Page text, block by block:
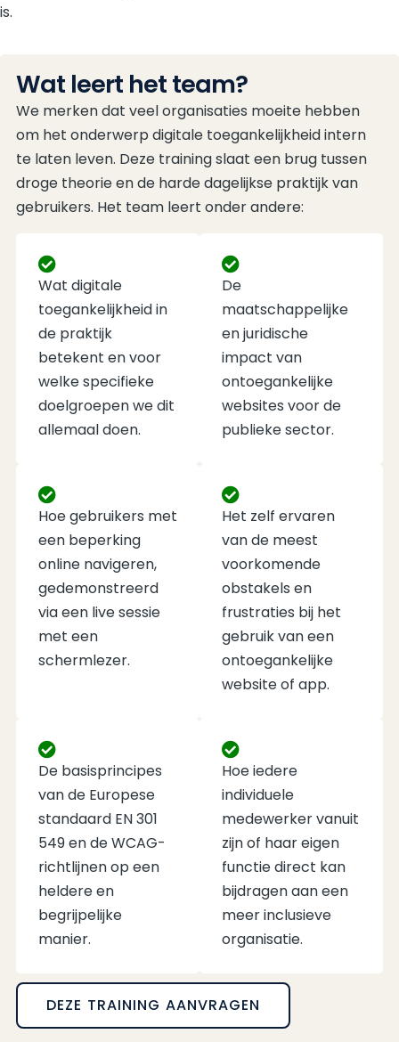
is.
Wat leert het team?
We merken dat veel organisaties moeite hebben
om het onderwerp digitale toegankelijkheid intern
te laten leven. Deze training slaat een brug tussen
droge theorie en de harde dagelijkse praktijk van
gebruikers. Het team leert onder andere:
Wat digitale
toegankelijkheid in
de praktijk
betekent en voor
welke specifieke
doelgroepen we dit
allemaal doen.
De
maatschappelijke
en juridische
impact van
ontoegankelijke
websites voor de
publieke sector.
Hoe gebruikers met
een beperking
online navigeren,
gedemonstreerd
via een live sessie
met een
schermlezer.
Het zelf ervaren
van de meest
voorkomende
obstakels en
frustraties bij het
gebruik van een
ontoegankelijke
website of app.
De basisprincipes
van de Europese
standaard EN 301
549 en de WCAG-
richtlijnen op een
heldere en
begrijpelijke
manier.
Hoe iedere
individuele
medewerker vanuit
zijn of haar eigen
functie direct kan
bijdragen aan een
meer inclusieve
organisatie.
DEZE TRAINING AANVRAGEN